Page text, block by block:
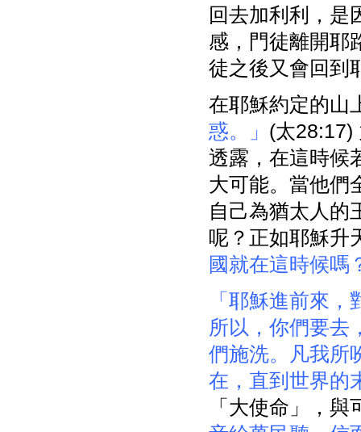
回去加利利，是
感，門徒離開耶
徒之後又會回到
在耶穌約定的山
惑。」 (太28:17)
透露，在這時候
大可能。當他們
自己為猶太人的
呢？正如耶穌升
國就在這時候嗎
「耶穌進前來
所以，你們要去
們施洗。凡我所
在，直到世界的
「大使命」，